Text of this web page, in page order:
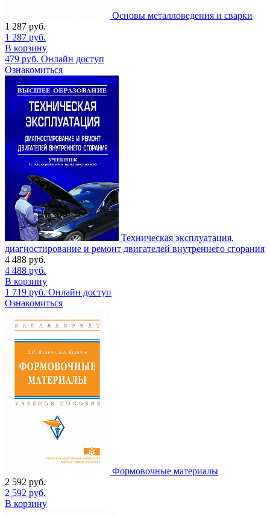
Основы металловедения и сварки
1 287 руб.
1 287 руб.
В корзину
479 руб. Онлайн доступ
Ознакомиться
Техническая эксплуатация,
диагностирование и ремонт двигателей внутреннего сгорания
4 488 руб.
4 488 руб.
В корзину
1 719 руб. Онлайн доступ
Ознакомиться
Формовочные материалы
2 592 руб.
2 592 руб.
В корзину